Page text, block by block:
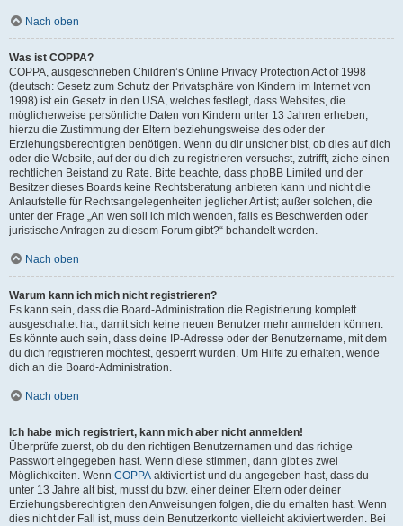
Nach oben
Was ist COPPA?
COPPA, ausgeschrieben Children’s Online Privacy Protection Act of 1998
(deutsch: Gesetz zum Schutz der Privatsphäre von Kindern im Internet von
1998) ist ein Gesetz in den USA, welches festlegt, dass Websites, die
möglicherweise persönliche Daten von Kindern unter 13 Jahren erheben,
hierzu die Zustimmung der Eltern beziehungsweise des oder der
Erziehungsberechtigten benötigen. Wenn du dir unsicher bist, ob dies auf dich
oder die Website, auf der du dich zu registrieren versuchst, zutrifft, ziehe einen
rechtlichen Beistand zu Rate. Bitte beachte, dass phpBB Limited und der
Besitzer dieses Boards keine Rechtsberatung anbieten kann und nicht die
Anlaufstelle für Rechtsangelegenheiten jeglicher Art ist; außer solchen, die
unter der Frage „An wen soll ich mich wenden, falls es Beschwerden oder
juristische Anfragen zu diesem Forum gibt?“ behandelt werden.
Nach oben
Warum kann ich mich nicht registrieren?
Es kann sein, dass die Board-Administration die Registrierung komplett
ausgeschaltet hat, damit sich keine neuen Benutzer mehr anmelden können.
Es könnte auch sein, dass deine IP-Adresse oder der Benutzername, mit dem
du dich registrieren möchtest, gesperrt wurden. Um Hilfe zu erhalten, wende
dich an die Board-Administration.
Nach oben
Ich habe mich registriert, kann mich aber nicht anmelden!
Überprüfe zuerst, ob du den richtigen Benutzernamen und das richtige
Passwort eingegeben hast. Wenn diese stimmen, dann gibt es zwei
Möglichkeiten. Wenn COPPA aktiviert ist und du angegeben hast, dass du
unter 13 Jahre alt bist, musst du bzw. einer deiner Eltern oder deiner
Erziehungsberechtigten den Anweisungen folgen, die du erhalten hast. Wenn
dies nicht der Fall ist, muss dein Benutzerkonto vielleicht aktiviert werden. Bei